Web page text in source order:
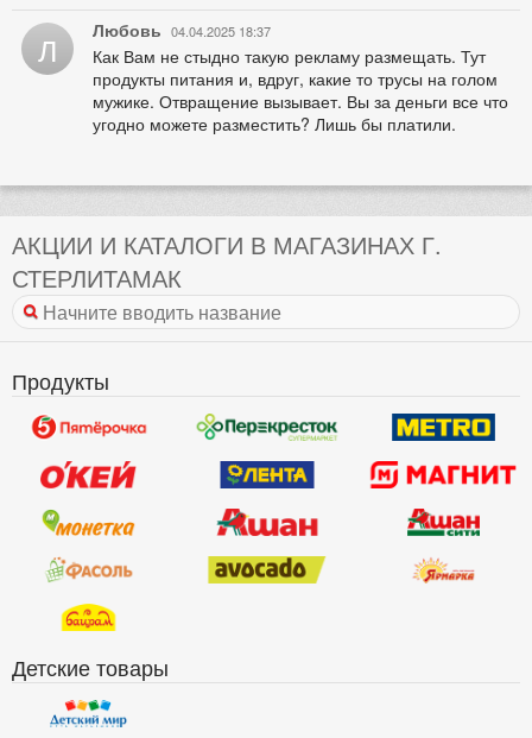
Л Любовь 04.04.2025 18:37
Как Вам не стыдно такую рекламу размещать. Тут
продукты питания и, вдруг, какие то трусы на голом
мужике. Отвращение вызывает. Вы за деньги все что
угодно можете разместить? Лишь бы платили.
АКЦИИ И КАТАЛОГИ В МАГАЗИНАХ Г.
СТЕРЛИТАМАК
Продукты
Детские товары